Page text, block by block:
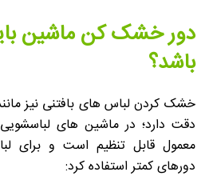
دور خشک کن ماشین
باشد؟
خشک کردن لباس های بافتنی نیز
دقت دارد؛ در ماشین های
معمول قابل تنظیم است و برای
دورهای کمتر استفاده کرد: